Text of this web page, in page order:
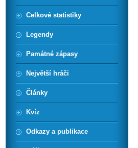
Celkové statistiky
Legendy
Památné zápasy
Největší hráči
Články
Kvíz
Odkazy a publikace